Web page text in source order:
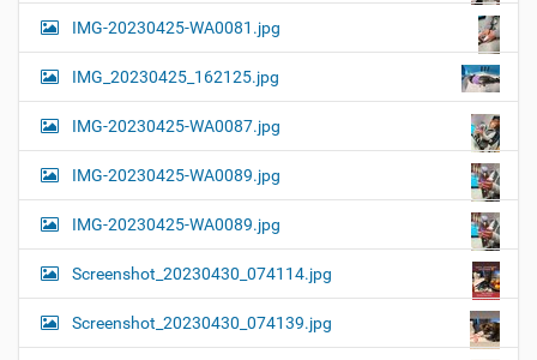
IMG-20230425-WA0081.jpg
IMG_20230425_162125.jpg
IMG-20230425-WA0087.jpg
IMG-20230425-WA0089.jpg
IMG-20230425-WA0089.jpg
Screenshot_20230430_074114.jpg
Screenshot_20230430_074139.jpg